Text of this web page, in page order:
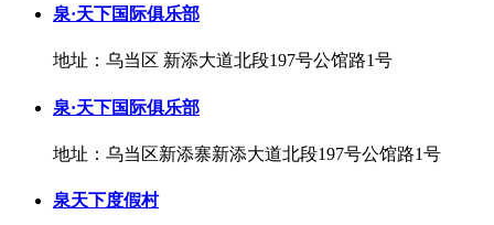
泉·天下国际俱乐部
地址：乌当区 新添大道北段197号公馆路1号
泉·天下国际俱乐部
地址：乌当区新添寨新添大道北段197号公馆路1号
泉天下度假村